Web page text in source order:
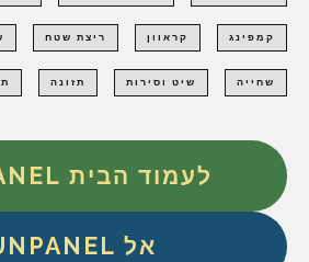
קמפינג קראוון ריצת שטח
שחייה שיט וסירות תזונה
לעמוד הבית OUTPANEL
אל RUNPANEL